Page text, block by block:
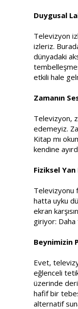
Duygusal
Televizyon
izleriz.
dünyadaki
etkili hale
Zamanın
Televizyon,
edemeyiz.
Kitap mı
kendine
Fiziksel
Televizyonu
hatta uyku
ekran
giriyor: Daha
Beynimizin
Evet,
eğlenceli
üzerinde
hafif bir
alternatif